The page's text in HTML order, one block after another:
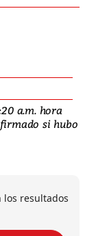
a.m. hora
si hubo
los resultados